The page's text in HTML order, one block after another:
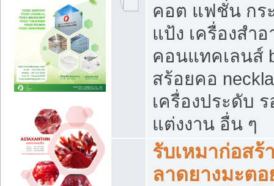
คอต แฟชั่น กระ
แป้ง เครื่องสำ
คอนแทคเลนส์
สร้อยคอ
เครื่องประดับ ร
แต่งงาน อื่น ๆ
รับเหมาก่อส
ลาดยางมะต